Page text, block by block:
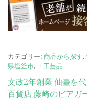
カテゴリー: 商品から探す,
県塩釜市, ・工芸品
投
文政2年創業 仙臺を
百貨店 藤崎のビアガ